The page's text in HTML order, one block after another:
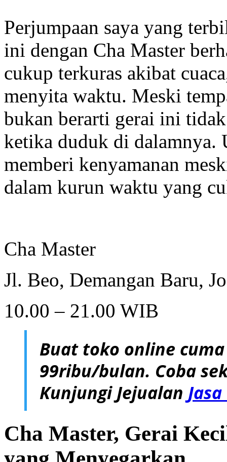
Perjumpaan saya yang
ini dengan Cha Master
cukup terkuras akibat
menyita waktu. Meski
bukan berarti gerai ini
ketika duduk di dalamnya.
memberi kenyamanan
dalam kurun waktu yang
Cha Master
Jl. Beo, Demangan Baru,
10.00 – 21.00 WIB
Buat toko online
99ribu/bulan. Coba
Kunjungi Jejualan
Cha Master, Gerai